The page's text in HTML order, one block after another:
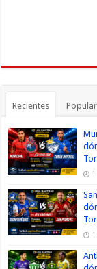
Recientes Popular